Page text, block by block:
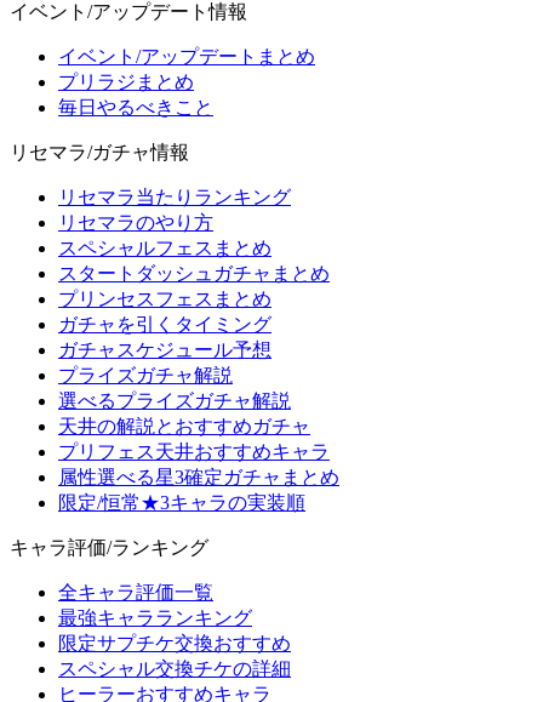
イベント/アップデート情報
イベント/アップデートまとめ
プリラジまとめ
毎日やるべきこと
リセマラ/ガチャ情報
リセマラ当たりランキング
リセマラのやり方
スペシャルフェスまとめ
スタートダッシュガチャまとめ
プリンセスフェスまとめ
ガチャを引くタイミング
ガチャスケジュール予想
プライズガチャ解説
選べるプライズガチャ解説
天井の解説とおすすめガチャ
プリフェス天井おすすめキャラ
属性選べる星3確定ガチャまとめ
限定/恒常★3キャラの実装順
キャラ評価/ランキング
全キャラ評価一覧
最強キャラランキング
限定サプチケ交換おすすめ
スペシャル交換チケの詳細
ヒーラーおすすめキャラ